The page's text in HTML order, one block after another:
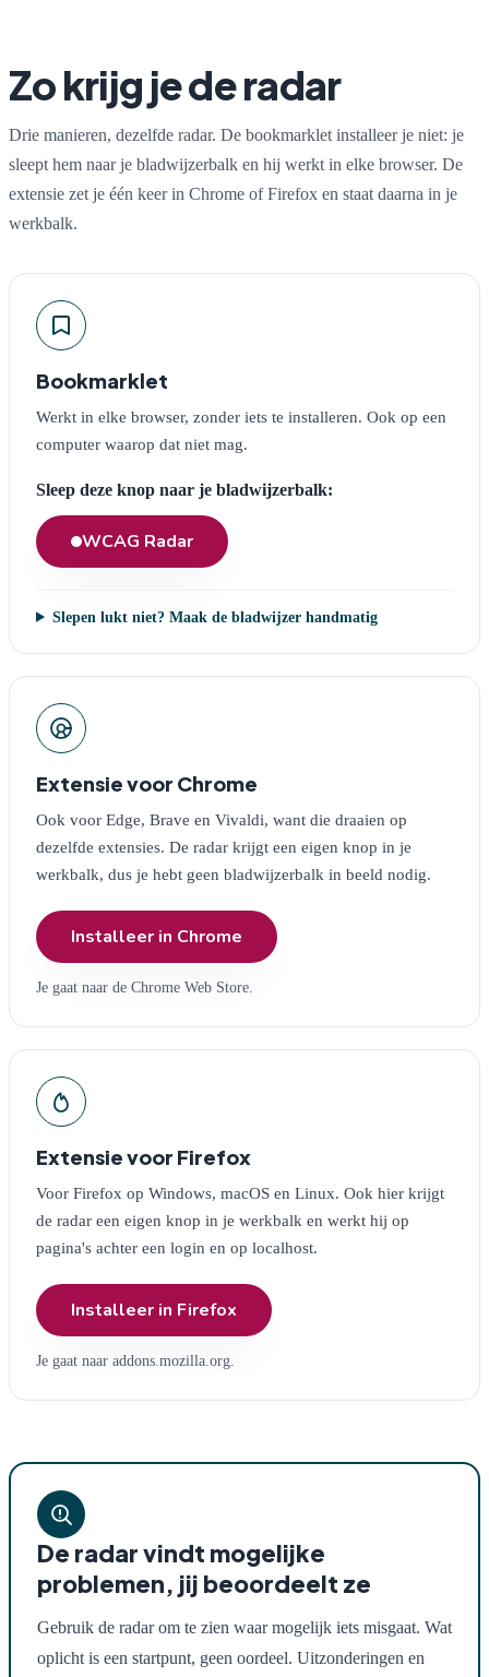
Zo krijg je de radar
Drie manieren, dezelfde radar. De bookmarklet installeer je niet: je
sleept hem naar je bladwijzerbalk en hij werkt in elke browser. De
extensie zet je één keer in Chrome of Firefox en staat daarna in je
werkbalk.
Bookmarklet
Werkt in elke browser, zonder iets te installeren. Ook op een
computer waarop dat niet mag.
Sleep deze knop naar je bladwijzerbalk:
WCAG Radar
Slepen lukt niet? Maak de bladwijzer handmatig
Extensie voor Chrome
Ook voor Edge, Brave en Vivaldi, want die draaien op
dezelfde extensies. De radar krijgt een eigen knop in je
werkbalk, dus je hebt geen bladwijzerbalk in beeld nodig.
Installeer in Chrome
Je gaat naar de Chrome Web Store.
Extensie voor Firefox
Voor Firefox op Windows, macOS en Linux. Ook hier krijgt
de radar een eigen knop in je werkbalk en werkt hij op
pagina's achter een login en op localhost.
Installeer in Firefox
Je gaat naar addons.mozilla.org.
De radar vindt mogelijke
problemen, jij beoordeelt ze
Gebruik de radar om te zien waar mogelijk iets misgaat. Wat
oplicht is een startpunt, geen oordeel. Uitzonderingen en